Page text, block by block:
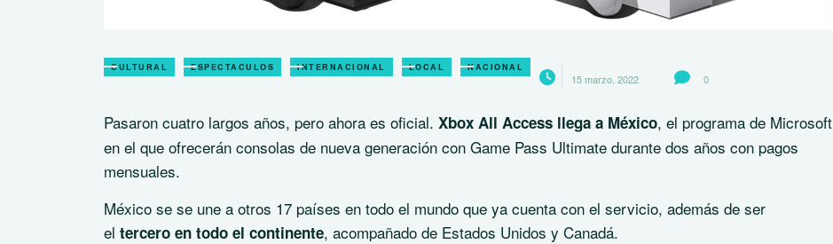
CULTURAL ESPECTACULOS INTERNACIONAL LOCAL NACIONAL
15 marzo, 2022 0
Pasaron cuatro largos años, pero ahora es oficial. Xbox All Access llega a México, el programa de Microsoft
en el que ofrecerán consolas de nueva generación con Game Pass Ultimate durante dos años con pagos
mensuales.
México se se une a otros 17 países en todo el mundo que ya cuenta con el servicio, además de ser
el tercero en todo el continente, acompañado de Estados Unidos y Canadá.